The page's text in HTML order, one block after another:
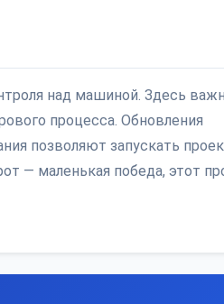
над машиной. Здесь
процесса. Обновления
позволяют запускать
— маленькая победа, этот